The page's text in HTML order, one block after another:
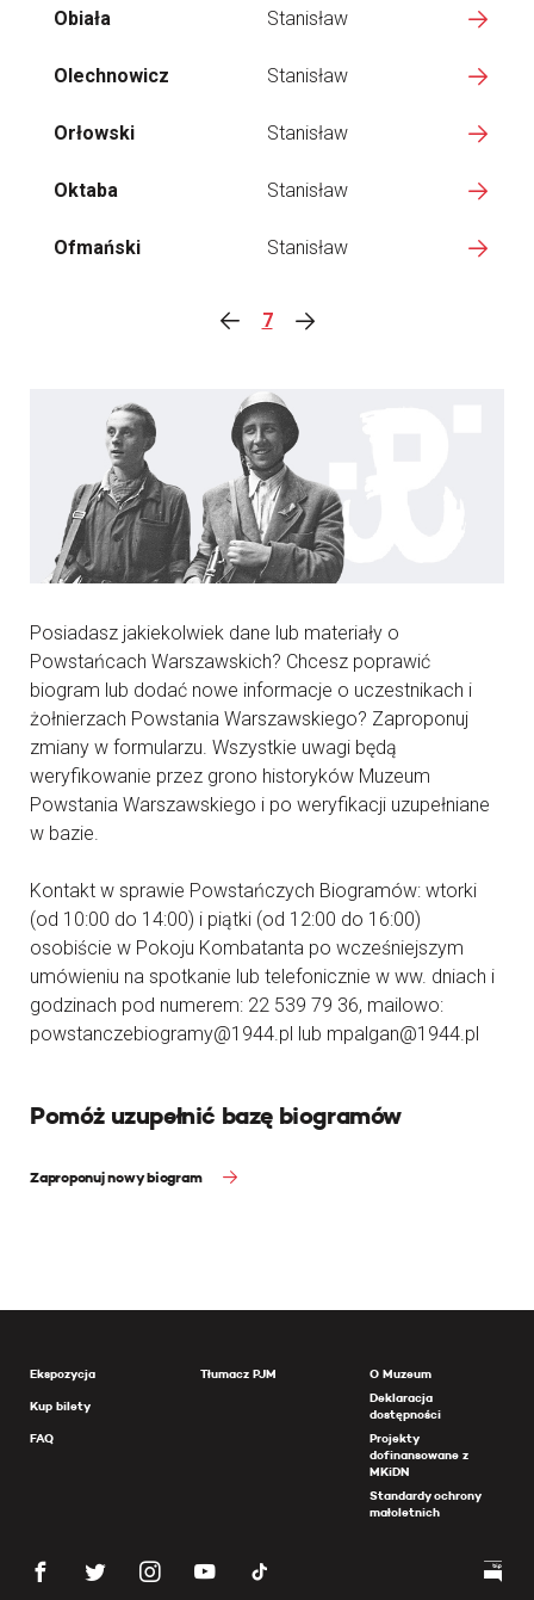
Obiała Stanisław
Olechnowicz Stanisław
Orłowski Stanisław
Oktaba Stanisław
Ofmański Stanisław
7
Posiadasz jakiekolwiek dane lub materiały o
Powstańcach Warszawskich? Chcesz poprawić
biogram lub dodać nowe informacje o uczestnikach i
żołnierzach Powstania Warszawskiego? Zaproponuj
zmiany w formularzu. Wszystkie uwagi będą
weryfikowanie przez grono historyków Muzeum
Powstania Warszawskiego i po weryfikacji uzupełniane
w bazie.
Kontakt w sprawie Powstańczych Biogramów: wtorki
(od 10:00 do 14:00) i piątki (od 12:00 do 16:00)
osobiście w Pokoju Kombatanta po wcześniejszym
umówieniu na spotkanie lub telefonicznie w ww. dniach i
godzinach pod numerem: 22 539 79 36, mailowo:
powstanczebiogramy@1944.pl lub mpalgan@1944.pl
Pomóż uzupełnić bazę biogramów
Zaproponuj nowy biogram
Ekspozycja
Kup bilety
FAQ
Tłumacz PJM
O Muzeum
Deklaracja
dostępności
Projekty
dofinansowane z
MKiDN
Standardy ochrony
małoletnich